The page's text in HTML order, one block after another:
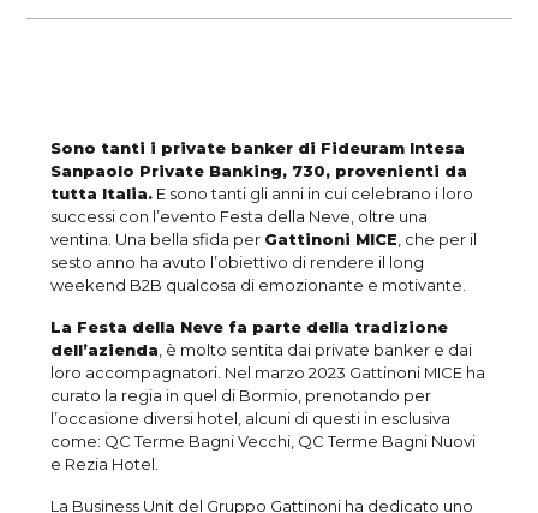
Sono tanti i private banker di Fideuram Intesa
Sanpaolo Private Banking, 730, provenienti da
tutta Italia. E sono tanti gli anni in cui celebrano i loro
successi con l’evento Festa della Neve, oltre una
ventina. Una bella sfida per Gattinoni MICE , che per il
sesto anno ha avuto l’obiettivo di rendere il long
weekend B2B qualcosa di emozionante e motivante.
La Festa della Neve fa parte della tradizione
dell’azienda , è molto sentita dai private banker e dai
loro accompagnatori. Nel marzo 2023 Gattinoni MICE ha
curato la regia in quel di Bormio, prenotando per
l’occasione diversi hotel, alcuni di questi in esclusiva
come: QC Terme Bagni Vecchi, QC Terme Bagni Nuovi
e Rezia Hotel.
La Business Unit del Gruppo Gattinoni ha dedicato uno